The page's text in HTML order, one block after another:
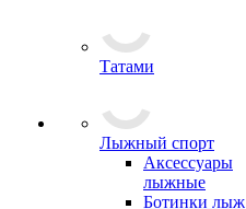
Татами
Лыжный спорт
Аксессуары
лыжные
Ботинки лыж